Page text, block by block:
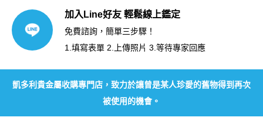
加入Line好友 輕鬆線上鑑定
免費諮詢，簡單三步驟！
1.填寫表單 2.上傳照片 3.等待專家回應
凱多利貴金屬收購專門店，致力於讓曾是某人珍愛的舊物得到再次
被使用的機會。